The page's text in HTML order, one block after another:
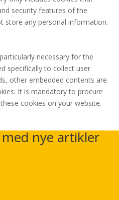
security features of the
store any personal information.
necessary for the
specifically to collect user
other embedded contents are
It is mandatory to procure
cookies on your website.
nye artikler